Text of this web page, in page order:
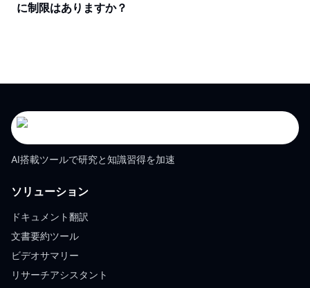
に制限はありますか？
AI搭載ツールで研究と知識習得を加速
ソリューション
ドキュメント翻訳
文書要約ツール
ビデオサマリー
リサーチアシスタント